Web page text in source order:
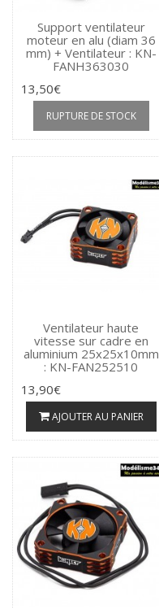
Support ventilateur
moteur en alu (diam 36
mm) + Ventilateur : KN-
FANH363030
13,50€
RUPTURE DE STOCK
Ventilateur haute
vitesse sur cadre en
aluminium 25x25x10mm
: KN-FAN252510
13,90€
AJOUTER AU PANIER